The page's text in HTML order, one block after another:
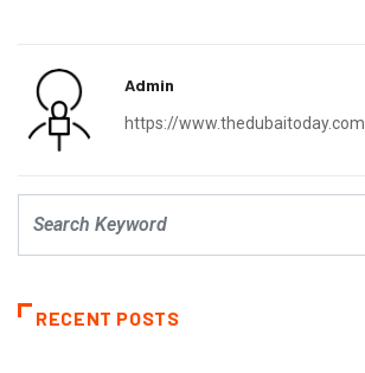
Admin
https://www.thedubaitoday.com
RECENT POSTS